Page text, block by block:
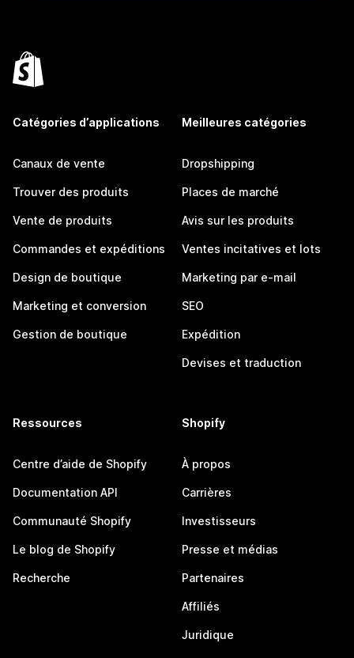
Catégories d’applications
Canaux de vente
Trouver des produits
Vente de produits
Commandes et expéditions
Design de boutique
Marketing et conversion
Gestion de boutique
Meilleures catégories
Dropshipping
Places de marché
Avis sur les produits
Ventes incitatives et lots
Marketing par e-mail
SEO
Expédition
Devises et traduction
Ressources
Centre d’aide de Shopify
Documentation API
Communauté Shopify
Le blog de Shopify
Recherche
Shopify
À propos
Carrières
Investisseurs
Presse et médias
Partenaires
Affiliés
Juridique